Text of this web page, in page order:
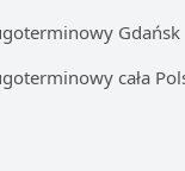
Gdańsk
cała